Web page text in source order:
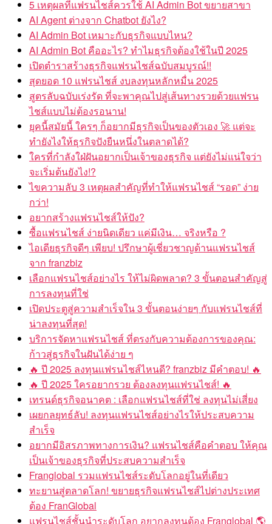
5 เหตุผลที่แฟรนไชส์ควรใช้ AI Admin Bot ขยายสาขา
AI Agent ต่างจาก Chatbot ยังไง?
AI Admin Bot เหมาะกับธุรกิจแบบไหน?
AI Admin Bot คืออะไร? ทำไมธุรกิจต้องใช้ในปี 2025
เปิดตำราสร้างธุรกิจแฟรนไชส์ฉบับสมบูรณ์!!
สุดยอด 10 แฟรนไชส์ งบลงทุนหลักหมื่น 2025
สูตรลับฉบับเร่งรัด ที่จะพาคุณไปสู่เส้นทางรวยด้วยแฟรน
ไชส์แบบไม่ต้องรอนาน!
ยุคนี้สมัยนี้ ใครๆ ก็อยากมีธุรกิจเป็นของตัวเอง 🚀 แต่จะ
ทำยังไงให้ธุรกิจปังยืนหนึ่งในตลาดได้?
ใครที่กำลังใฝ่ฝันอยากเป็นเจ้าของธุรกิจ แต่ยังไม่แน่ใจว่า
จะเริ่มต้นยังไง!?
ไขความลับ 3 เหตุผลสำคัญที่ทำให้แฟรนไชส์ “รอด” ง่าย
กว่า!
อยากสร้างแฟรนไชส์ให้ปัง?
ซื้อแฟรนไชส์ ง่ายนิดเดียว แค่มีเงิน… จริงหรือ ?
ไอเดียธุรกิจดีๆ เพียบ! ปรึกษาผู้เชี่ยวชาญด้านแฟรนไชส์
จาก franzbiz
เลือกแฟรนไชส์อย่างไร ให้ไม่ผิดพลาด? 3 ขั้นตอนสำคัญสู่
การลงทุนที่ใช่
เปิดประตูสู่ความสำเร็จใน 3 ขั้นตอนง่ายๆ กับแฟรนไชส์ที่
น่าลงทุนที่สุด!
บริการจัดหาแฟรนไชส์ ที่ตรงกับความต้องการของคุณ:
ก้าวสู่ธุรกิจในฝันได้ง่าย ๆ
🔥 ปี 2025 ลงทุนแฟรนไชส์ไหนดี? franzbiz มีคำตอบ! 🔥
🔥 ปี 2025 ใครอยากรวย ต้องลงทุนแฟรนไชส์! 🔥
เทรนด์ธุรกิจอนาคต : เลือกแฟรนไชส์ที่ใช่ ลงทุนไม่เสี่ยง
เผยกลยุทธ์ลับ! ลงทุนแฟรนไชส์อย่างไรให้ประสบความ
สำเร็จ
อยากมีอิสรภาพทางการเงิน? แฟรนไชส์คือคำตอบ ให้คุณ
เป็นเจ้าของธุรกิจที่ประสบความสำเร็จ
Franglobal รวมแฟรนไชส์ระดับโลกอยู่ในที่เดียว
ทะยานสู่ตลาดโลก! ขยายธุรกิจแฟรนไชส์ไปต่างประเทศ
ต้อง FranGlobal
แฟรนไชส์ชั้นนำระดับโลก อยากลงทุนต้อง Franglobal 🌎